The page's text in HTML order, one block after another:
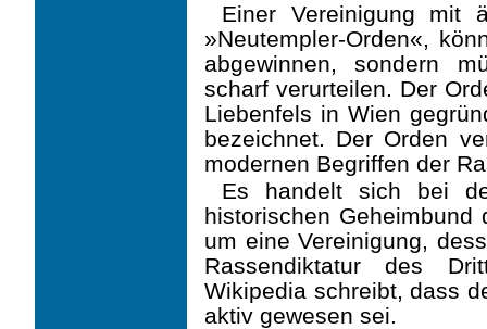
Einer Vereinigung mit
»Neutempler-Orden«,
abgewinnen, sondern
scharf verurteilen. Der
Liebenfels in Wien
bezeichnet. Der Orden
modernen Begriffen der
Es handelt sich bei
historischen Geheimbund
um eine Vereinigung,
Rassen­diktatur des
Wikipedia schreibt, dass
aktiv gewesen sei.